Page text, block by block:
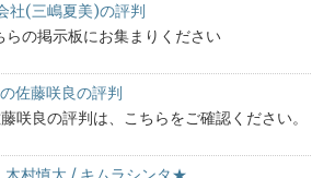
(三嶋夏美)の評判
の掲示板にお集まりください
佐藤咲良の評判
咲良の評判は、こちらをご確認ください。